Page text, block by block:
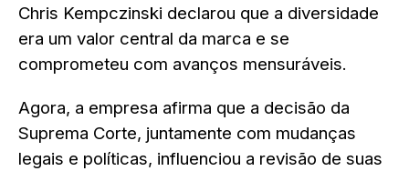
Chris Kempczinski declarou que a diversidade
era um valor central da marca e se
comprometeu com avanços mensuráveis.
Agora, a empresa afirma que a decisão da
Suprema Corte, juntamente com mudanças
legais e políticas, influenciou a revisão de suas